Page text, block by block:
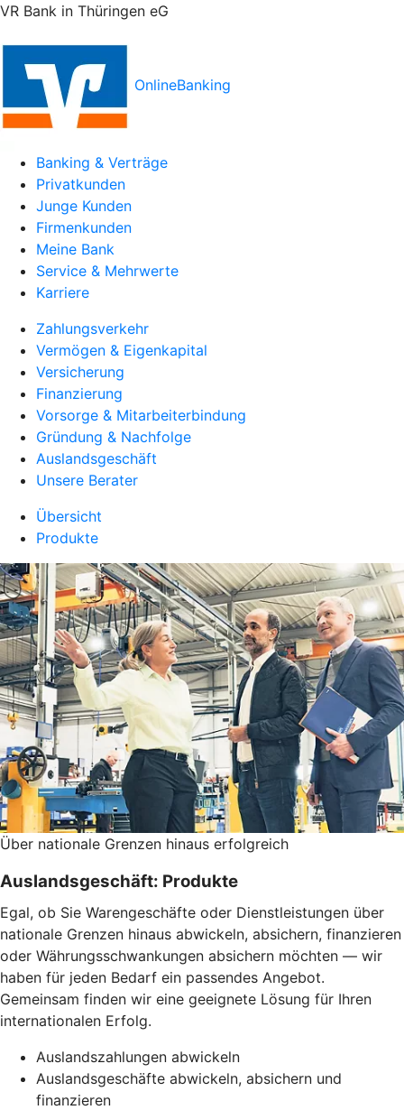
VR Bank in Thüringen eG
OnlineBanking
Banking & Verträge
Privatkunden
Junge Kunden
Firmenkunden
Meine Bank
Service & Mehrwerte
Karriere
Zahlungsverkehr
Vermögen & Eigenkapital
Versicherung
Finanzierung
Vorsorge & Mitarbeiterbindung
Gründung & Nachfolge
Auslandsgeschäft
Unsere Berater
Übersicht
Produkte
Über nationale Grenzen hinaus erfolgreich
Auslandsgeschäft: Produkte
Egal, ob Sie Warengeschäfte oder Dienstleistungen über
nationale Grenzen hinaus abwickeln, absichern, finanzieren
oder Währungsschwankungen absichern möchten — wir
haben für jeden Bedarf ein passendes Angebot.
Gemeinsam finden wir eine geeignete Lösung für Ihren
internationalen Erfolg.
Auslandszahlungen abwickeln
Auslandsgeschäfte abwickeln, absichern und
finanzieren